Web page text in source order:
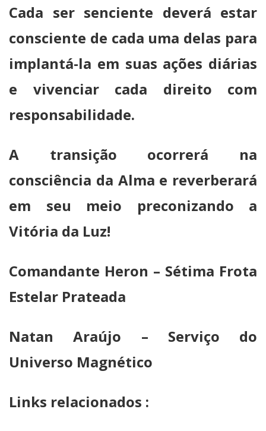
Cada ser senciente deverá estar
consciente de cada uma delas para
implantá-la em suas ações diárias
e vivenciar cada direito com
responsabilidade.
A transição ocorrerá na
consciência da Alma e reverberará
em seu meio preconizando a
Vitória da Luz!
Comandante Heron – Sétima Frota
Estelar Prateada
Natan Araújo – Serviço do
Universo Magnético
Links relacionados :